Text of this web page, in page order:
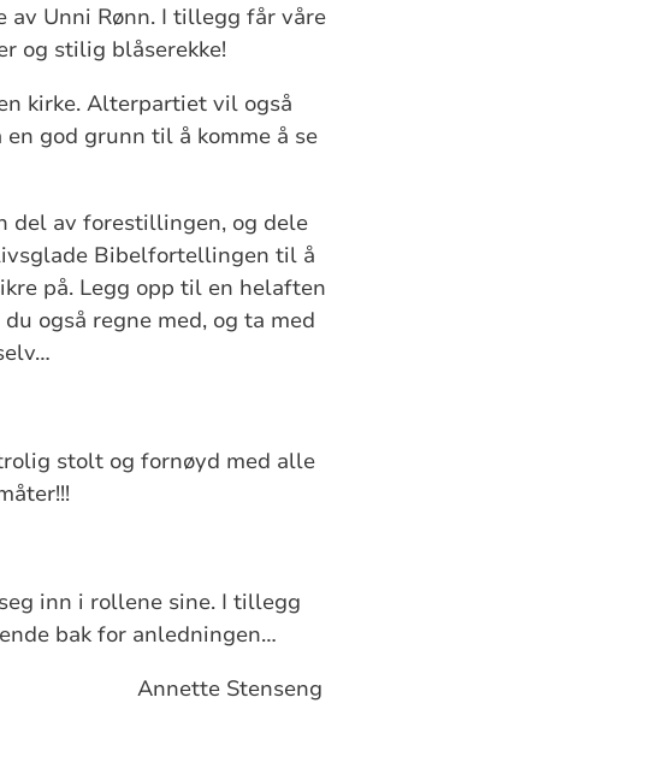
av Unni Rønn. I tillegg får våre
og stilig blåserekke!
kirke. Alterpartiet vil også
god grunn til å komme å se
del av forestillingen, og dele
Bibelfortellingen til å
på. Legg opp til en helaften
også regne med, og ta med
stolt og fornøyd med alle
inn i rollene sine. I tillegg
bak for anledningen…